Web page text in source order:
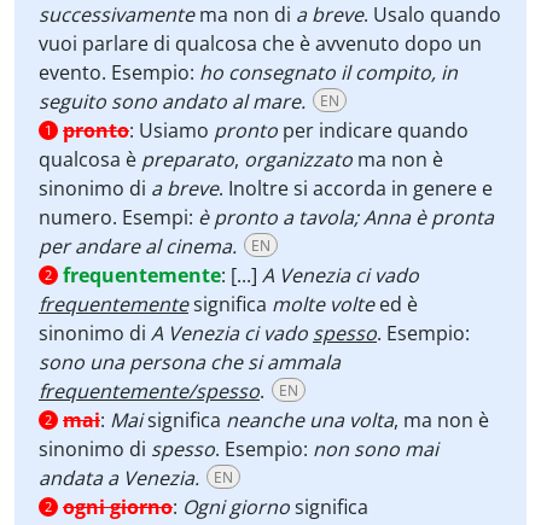
successivamentema non di a breve. Usalo quando
vuoi parlare di qualcosa che è avvenuto dopo un
evento. Esempio: ho consegnato il compito, in
seguito sono andato al mare.
EN
1 pronto: Usiamo pronto per indicare quando
qualcosa è preparato, organizzato ma non è
sinonimo di a breve. Inoltre si accorda in genere e
numero. Esempi: è pronto a tavola; Anna è pronta
per andare al cinema.
EN
2 frequentemente: [...] A Venezia ci vado
frequentementesignifica molte volteed è
sinonimo di A Venezia ci vado spesso. Esempio:
sono una persona che si ammala
frequentemente/spesso. EN
2 mai: Maisignifica neanche una volta, ma non è
sinonimo di spesso. Esempio: non sono mai
andata a Venezia.
EN
2 ogni giorno: Ogni giornosignifica